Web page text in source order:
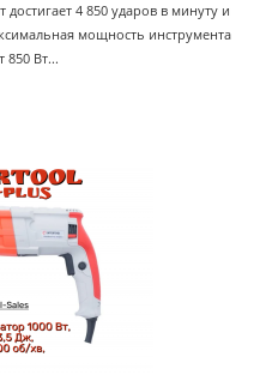
достигает 4 850 ударов в минуту и
мощность инструмента
850 Вт...